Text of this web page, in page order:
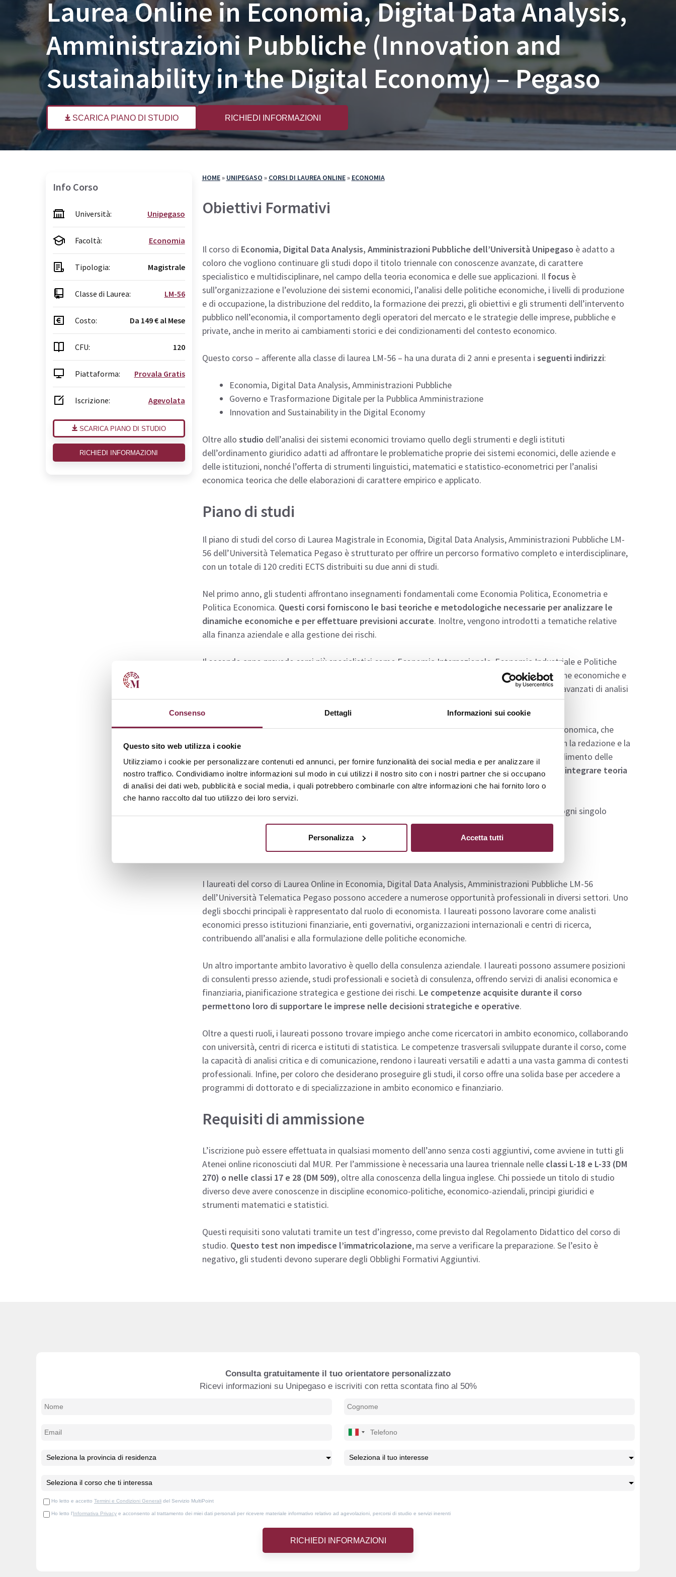
Consenso Dettagli Informazioni sui cookie
Questo sito web utilizza i cookie
Utilizziamo i cookie per personalizzare contenuti ed annunci, per fornire funzionalità dei social media e per analizzare il
nostro traffico. Condividiamo inoltre informazioni sul modo in cui utilizzi il nostro sito con i nostri partner che si occupano
di analisi dei dati web, pubblicità e social media, i quali potrebbero combinarle con altre informazioni che hai fornito loro o
che hanno raccolto dal tuo utilizzo dei loro servizi.
Personalizza Accetta tutti
Come Iscriversi
PA 110 e Lode
30 CFU per l’Insegnamento
36 CFU per l’Insegnamento
60 CFU per l’Insegnamento
Specializzazione per il Sostegno
Come Iscriversi
PA 110 e Lode
30 e 60 CFU per l’Insegnamento
Specializzazione per il Sostegno
PA 110 e Lode
30 e 60 CFU per l’Insegnamento
Laurea Online in Economia, Digital Data Analysis,
Amministrazioni Pubbliche (Innovation and
Sustainability in the Digital Economy) – Pegaso
SCARICA PIANO DI STUDIO RICHIEDI INFORMAZIONI
HOME» UNIPEGASO » CORSI DI LAUREA ONLINE» ECONOMIA
Obiettivi Formativi
Il corso di Economia, Digital Data Analysis, Amministrazioni Pubbliche dell’Università Unipegaso è adatto a
coloro che vogliono continuare gli studi dopo il titolo triennale con conoscenze avanzate, di carattere
specialistico e multidisciplinare, nel campo della teoria economica e delle sue applicazioni. Il focus è
sull’organizzazione e l’evoluzione dei sistemi economici, l’analisi delle politiche economiche, i livelli di produzione
e di occupazione, la distribuzione del reddito, la formazione dei prezzi, gli obiettivi e gli strumenti dell’intervento
pubblico nell’economia, il comportamento degli operatori del mercato e le strategie delle imprese, pubbliche e
private, anche in merito ai cambiamenti storici e dei condizionamenti del contesto economico.
Questo corso – afferente alla classe di laurea LM-56 – ha una durata di 2 anni e presenta i seguenti indirizzi:
Economia, Digital Data Analysis, Amministrazioni Pubbliche
Governo e Trasformazione Digitale per la Pubblica Amministrazione
Innovation and Sustainability in the Digital Economy
Oltre allo studio dell’analisi dei sistemi economici troviamo quello degli strumenti e degli istituti
dell’ordinamento giuridico adatti ad affrontare le problematiche proprie dei sistemi economici, delle aziende e
delle istituzioni, nonché l’offerta di strumenti linguistici, matematici e statistico-econometrici per l’analisi
economica teorica che delle elaborazioni di carattere empirico e applicato.
Piano di studi
Il piano di studi del corso di Laurea Magistrale in Economia, Digital Data Analysis, Amministrazioni Pubbliche LM-
56 dell’Università Telematica Pegaso è strutturato per offrire un percorso formativo completo e interdisciplinare,
con un totale di 120 crediti ECTS distribuiti su due anni di studi.
Nel primo anno, gli studenti affrontano insegnamenti fondamentali come Economia Politica, Econometria e
Politica Economica. Questi corsi forniscono le basi teoriche e metodologiche necessarie per analizzare le
dinamiche economiche e per effettuare previsioni accurate. Inoltre, vengono introdotti a tematiche relative
alla finanza aziendale e alla gestione dei rischi.
Il secondo anno prevede corsi più specialistici come Economia Internazionale, Economia Industriale e Politiche
Pubbliche. Questi insegnamenti mirano a sviluppare competenze pratiche nell’analisi delle politiche economiche e
nella gestione delle imprese in un contesto globale. Gli studenti imparano a utilizzare strumenti avanzati di analisi
economica e finanziaria per risolvere problemi complessi.
Nel secondo anno, il piano di studi include anche attività di tirocinio e un laboratorio di ricerca economica, che
offrono l’opportunità di applicare le conoscenze acquisite in contesti reali. Il corso si conclude con la redazione e la
discussione di una tesi di laurea, che rappresenta un’importante occasione di sintesi e approfondimento delle
competenze sviluppate durante il percorso di studi.Questa struttura consente agli studenti di integrare teoria
e pratica, preparandoli efficacemente per il mondo del lavoro.
per approfondire l’intero percorso di studi ed entrare nello specifico di ogni singolo
esame proposto dal corso di laurea.
Sbocchi lavorativi
I laureati del corso di Laurea Online in Economia, Digital Data Analysis, Amministrazioni Pubbliche LM-56
dell’Università Telematica Pegaso possono accedere a numerose opportunità professionali in diversi settori. Uno
degli sbocchi principali è rappresentato dal ruolo di economista. I laureati possono lavorare come analisti
economici presso istituzioni finanziarie, enti governativi, organizzazioni internazionali e centri di ricerca,
contribuendo all’analisi e alla formulazione delle politiche economiche.
Un altro importante ambito lavorativo è quello della consulenza aziendale. I laureati possono assumere posizioni
di consulenti presso aziende, studi professionali e società di consulenza, offrendo servizi di analisi economica e
finanziaria, pianificazione strategica e gestione dei rischi. Le competenze acquisite durante il corso
permettono loro di supportare le imprese nelle decisioni strategiche e operative.
Oltre a questi ruoli, i laureati possono trovare impiego anche come ricercatori in ambito economico, collaborando
con università, centri di ricerca e istituti di statistica. Le competenze trasversali sviluppate durante il corso, come
la capacità di analisi critica e di comunicazione, rendono i laureati versatili e adatti a una vasta gamma di contesti
professionali. Infine, per coloro che desiderano proseguire gli studi, il corso offre una solida base per accedere a
programmi di dottorato e di specializzazione in ambito economico e finanziario.
Requisiti di ammissione
L’iscrizione può essere effettuata in qualsiasi momento dell’anno senza costi aggiuntivi, come avviene in tutti gli
Atenei online riconosciuti dal MUR. Per l’ammissione è necessaria una laurea triennale nelleclassi L-18 e L-33 (DM
270) o nelle classi 17 e 28 (DM 509), oltre alla conoscenza della lingua inglese. Chi possiede un titolo di studio
diverso deve avere conoscenze in discipline economico-politiche, economico-aziendali, principi giuridici e
strumenti matematici e statistici.
Questi requisiti sono valutati tramite un test d’ingresso, come previsto dal Regolamento Didattico del corso di
studio. Questo test non impedisce l’immatricolazione, ma serve a verificare la preparazione. Se l’esito è
negativo, gli studenti devono superare degli Obblighi Formativi Aggiuntivi.
Info Corso
Università: Unipegaso
Facoltà: Economia
Tipologia: Magistrale
Classe di Laurea: LM-56
Costo: Da 149 € al Mese
CFU: 120
Piattaforma: Provala Gratis
Iscrizione: Agevolata
SCARICA PIANO DI STUDIO
RICHIEDI INFORMAZIONI
Consulta gratuitamente il tuo orientatore personalizzato
Ricevi informazioni su Unipegaso e iscriviti con retta scontata fino al 50%
Ho letto e accetto Termini e Condizioni Generali del Servizio MultiPoint
Ho letto l'Informativa Privacy e acconsento al trattamento dei miei dati personali per ricevere materiale informativo relativo ad agevolazioni, percorsi di studio e servizi inerenti